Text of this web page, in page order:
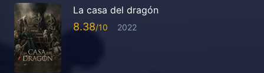
La casa del dragón
8.38 2022